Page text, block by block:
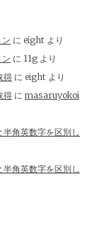
に eight より
に 11g より
得 に eight より
得 に masaruyokoi
角英数字を区別し
角英数字を区別し